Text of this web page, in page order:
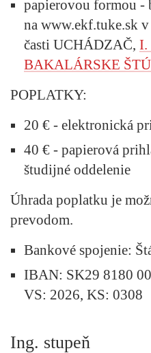
papierovou formou -
na www.ekf.tuke.sk v
časti UCHÁDZAČ, I.
BAKALÁRSKE
POPLATKY:
20 € - elektronická
40 € - papierová
študijné oddelenie
Úhrada poplatku je
prevodom.
Bankové spojenie:
IBAN: SK29 8180
VS: 2026, KS: 0308
Ing. stupeň